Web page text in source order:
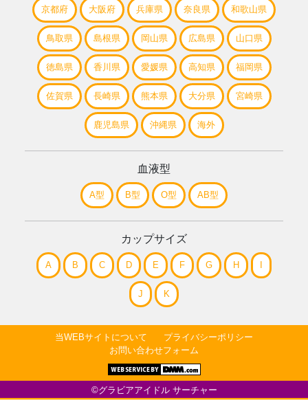
京都府 大阪府 兵庫県 奈良県 和歌山県
鳥取県 島根県 岡山県 広島県 山口県
徳島県 香川県 愛媛県 高知県 福岡県
佐賀県 長崎県 熊本県 大分県 宮崎県
鹿児島県 沖縄県 海外
血液型
A型 B型 O型 AB型
カップサイズ
A B C D E F G H
J K
当WEBサイトについて
プライバシーポリシー
お問い合わせフォーム
©グラビアアイドル サーチャー